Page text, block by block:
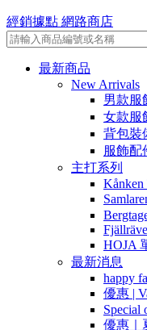
經銷據點 網路商店
最新商品
New Arrivals
男款服
女款服
背包裝
服飾配
主打系列
Kånken
HOJA
最新消息
happy
優惠 |
Special
優惠｜